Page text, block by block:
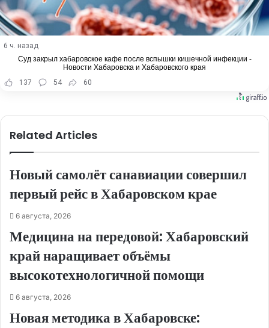
6 ч. назад
Суд закрыл хабаровское кафе после вспышки кишечной инфекции -
Новости Хабаровска и Хабаровского края
137
54 60
Related Articles
Новый самолёт санавиации совершил
первый рейс в Хабаровском крае
6 августа, 2026
Медицина на передовой: Хабаровский
край наращивает объёмы
высокотехнологичной помощи
6 августа, 2026
Новая методика в Хабаровске: